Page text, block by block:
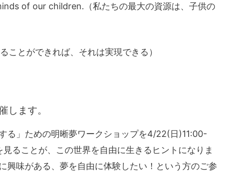
of our children.（私たちの最大の資源は、子供の
とができれば、それは実現できる）
します。
る」ための明晰夢ワークショップを4/22(日)11:00-
ることが、この世界を自由に生きるヒントになりま
興味がある、夢を自由に体験したい！という方のご参